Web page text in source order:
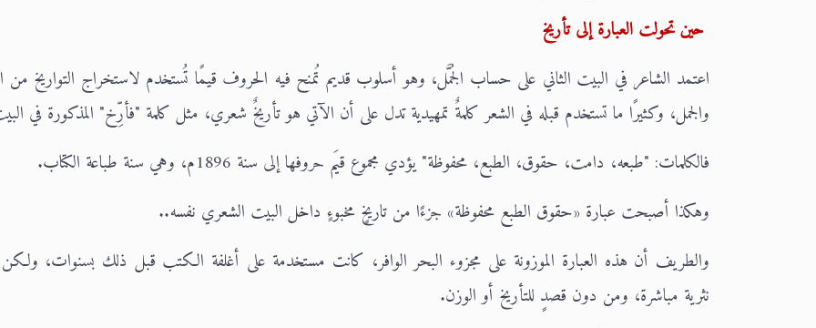
حين تحولت العبارة إلى تأريخ
اعتمد الشاعر في البيت الثاني على حساب الجُمَّل، وهو أسلوب قديم تُمنح فيه الحروف قيمًا تُستخدم لاستخراج التواريخ من
والجمل، وكثيرًا ما تستخدم قبله في الشعر كلمةٌ تمهيدية تدل على أن الآتي هو تأريخٌ شعري، مثل كلمة "فأرِّخ" المذكورة في
فالكلمات: "طبعه، دامت، حقوق، الطبع، محفوظة" يؤدي مجموع قيَم حروفها إلى سنة 1896م، وهي سنة طباعة الكتاب.
وهكذا أصبحت عبارة «حقوق الطبع محفوظة» جزءًا من تاريخٍ مخبوءٍ داخل البيت الشعري نفسه..
والطريف أن هذه العبارة الموزونة على مجزوء البحر الوافر، كانت مستخدمة على أغلفة الكتب قبل ذلك بسنوات،
نثرية مباشرة، ومن دون قصدٍ للتأريخ أو الوزن.